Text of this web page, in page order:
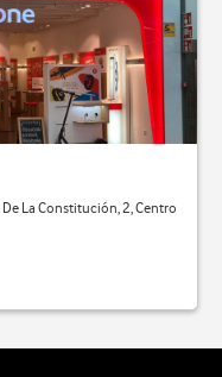
La Constitución, 2, Centro